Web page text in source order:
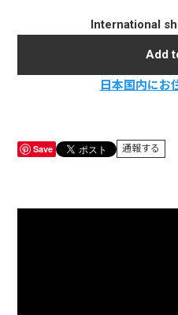
International
Add
日本国内にお
Save 通報する